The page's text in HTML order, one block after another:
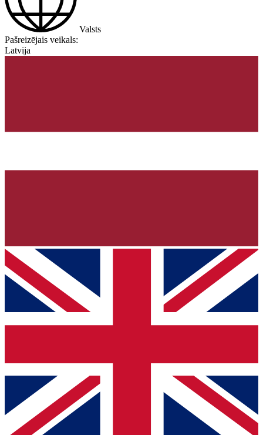
Valsts
Pašreizējais veikals:
Latvija